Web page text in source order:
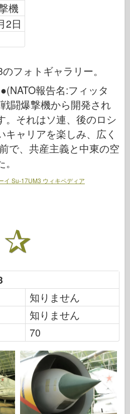
機
2日
フォトギャラリー。
●(NATO報告名:フィッタ
闘爆撃機から開発され
。それはソ連、後のロシ
キャリアを楽しみ、広く
で、共産主義と中東の空
イ Su-17UM3 ウィキペディア
知りません
知りません
70